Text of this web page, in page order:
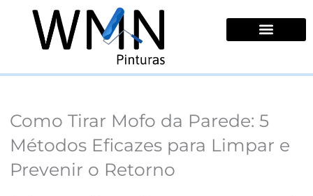
conteúdo
Como Tirar Mofo da Parede: 5
Métodos Eficazes para Limpar e
Prevenir o Retorno